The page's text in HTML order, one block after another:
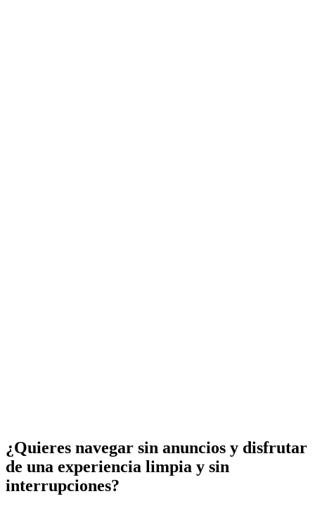
¿Quieres navegar sin anuncios y disfrutar
de una experiencia limpia y sin
interrupciones?